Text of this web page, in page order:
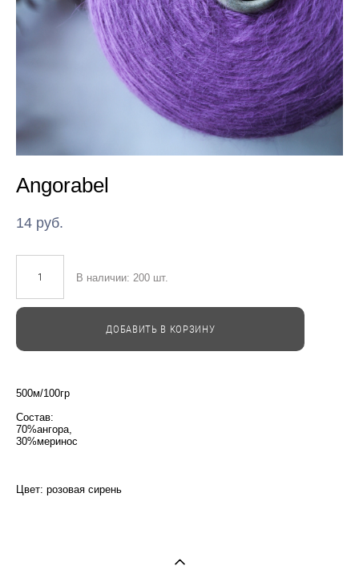
Angorabel
14 pуб.
В наличии: 200 шт.
ДОБАВИТЬ В КОРЗИНУ
500м/100гр
Состав:
70%ангора,
30%меринос
Цвет: розовая сирень